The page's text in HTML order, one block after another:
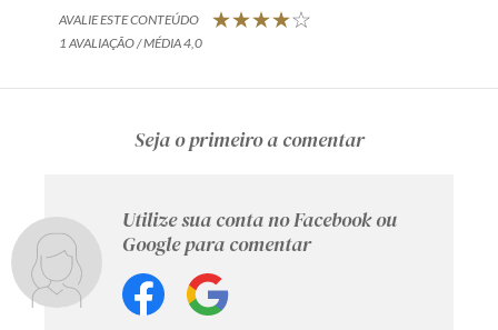
AVALIE ESTE CONTEÚDO
1 AVALIAÇÃO / MÉDIA 4,0
Seja o primeiro a comentar
Utilize sua conta no Facebook ou
Google para comentar